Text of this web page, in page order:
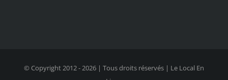
© Copyright 2012 -2026 | Tous droits réservés | Le Local En